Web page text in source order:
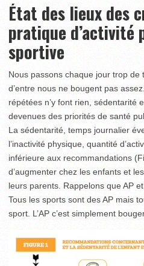
État des lieux des
pratique d’activité
sportive
Nous passons chaque jour trop de
d’entre nous ne bougent pas
répétées n’y font rien, sédentarité
devenues des priorités de santé
La sédentarité, temps journalier
l’inactivité physique, quantité
inférieure aux recommandations
d’augmenter chez les enfants et
leurs parents. Rappelons que AP
Tous les sports sont des AP mais
sport. L’AP c’est simplement